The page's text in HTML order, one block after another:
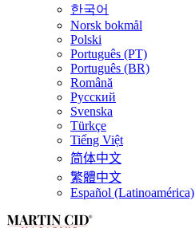
한국어
Norsk bokmål
Polski
Português (PT)
Português (BR)
Română
Русский
Svenska
Türkçe
Tiếng Việt
简体中文
繁體中文
Español (Latinoamérica)